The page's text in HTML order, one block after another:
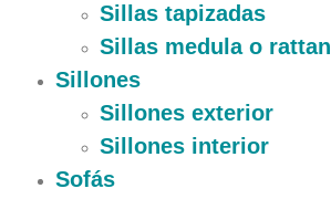
Sillas tapizadas
Sillas medula o rattan
Sillones
Sillones exterior
Sillones interior
Sofás